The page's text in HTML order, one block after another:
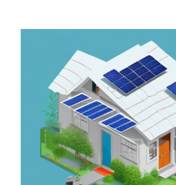
grösseres